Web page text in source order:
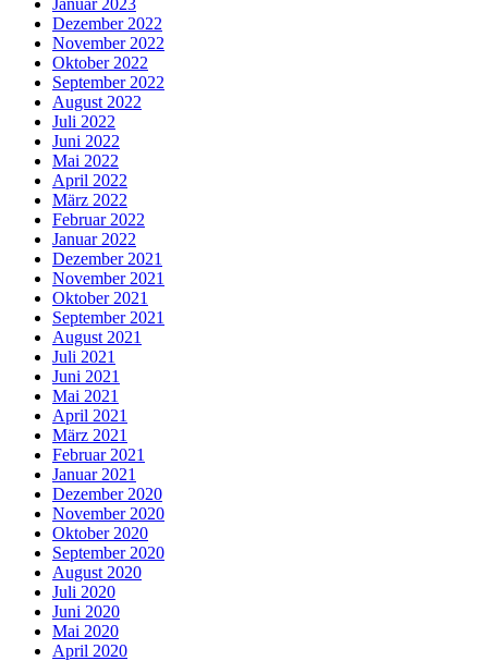
Dezember 2022
November 2022
Oktober 2022
September 2022
August 2022
Juli 2022
Juni 2022
Mai 2022
April 2022
März 2022
Februar 2022
Januar 2022
Dezember 2021
November 2021
Oktober 2021
September 2021
August 2021
Juli 2021
Juni 2021
Mai 2021
April 2021
März 2021
Februar 2021
Januar 2021
Dezember 2020
November 2020
Oktober 2020
September 2020
August 2020
Juli 2020
Juni 2020
Mai 2020
April 2020